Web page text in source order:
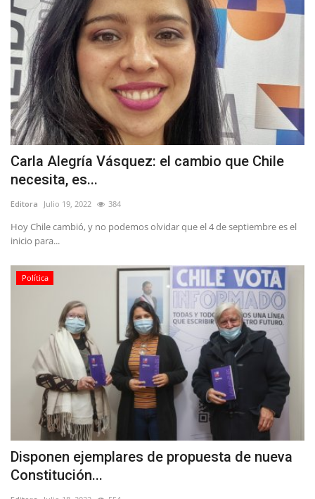
Carla Alegría Vásquez: el cambio que Chile
necesita, es...
Editora Julio 19, 2022 384
Hoy Chile cambió, y no podemos olvidar que el 4 de septiembre es el
inicio para...
Política
Disponen ejemplares de propuesta de nueva
Constitución...